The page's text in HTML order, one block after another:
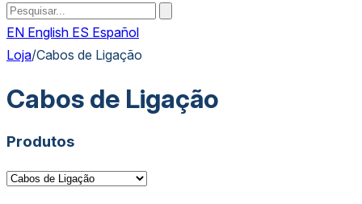
EN English ES Español
Loja/Cabos de Ligação
Cabos de Ligação
Produtos